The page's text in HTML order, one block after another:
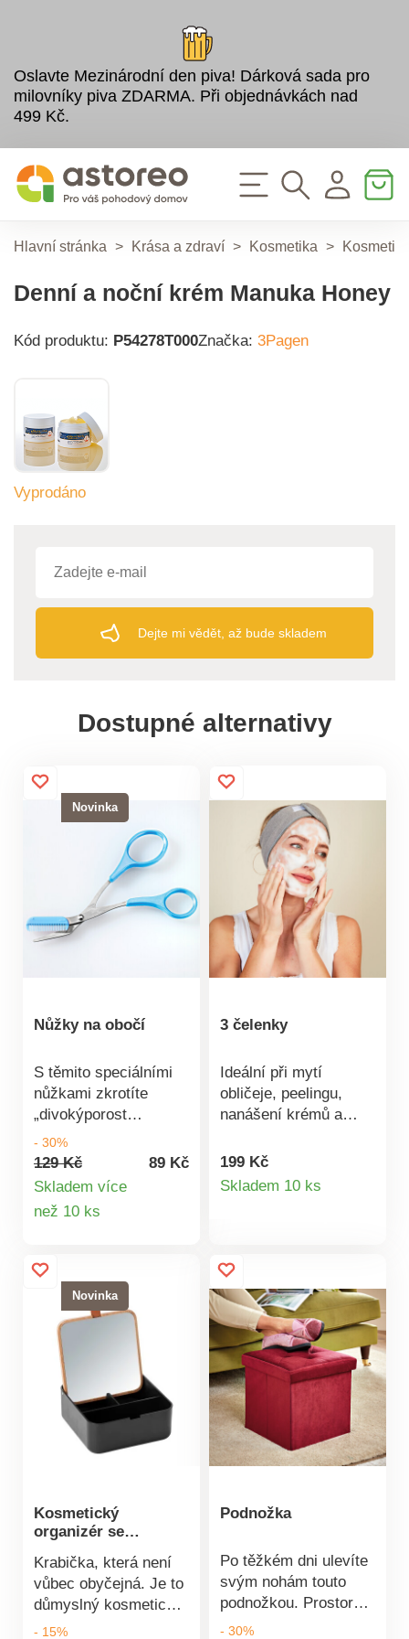
Oslavte Mezinárodní den piva! Dárková sada pro
milovníky piva ZDARMA. Při objednávkách nad
499 Kč.
Hlavní stránka > Krása a zdraví > Kosmetika >
Denní a noční krém Manuka Honey
Kód produktu: P54278T000Značka: 3Pagen
Vyprodáno
Dejte mi vědět, až bude skladem
Dostupné alternativy
Novinka
Nůžky na obočí
S těmito speciálními
nůžkami zkrotíte
„divokýporost
precizně jako
kosmetička a bez
nebezpečíporanění.
- 30%
129 Kč
89 Kč
Skladem více
než 10 ks
3 čelenky
Ideální při mytí
obličeje, peelingu,
nanášení krémů a
měkké a příjemné
čelenky z mikrovlákna
Žádný účes nebude
zničen! S
protiskluzovým
uchycením,
nastavitelné pomocí
suchého zipu. Lze prát
na 30 °C. Na dlouhé a
krátké vlasy.
Mikrovlákno se
snadnou údržbou.
199 Kč
Skladem 10 ks
Novinka
Kosmetický
organizér se
Krabička, která není
vůbec obyčejná. Je to
důmyslný kosmetický
organizér se zrcadlem
- 15%
Podnožka
Po těžkém dni ulevíte
svým nohám touto
podnožkou. Prostorná.
Sametový povrch.
- 30%